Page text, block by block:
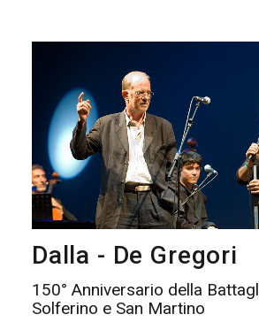
Dalla - De Gregori
150° Anniversario della
Solferino e San Martino